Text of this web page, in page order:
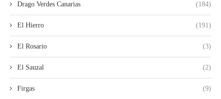
Drago Verdes Canarias (184)
El Hierro (191)
El Rosario (3)
El Sauzal (2)
Firgas (9)